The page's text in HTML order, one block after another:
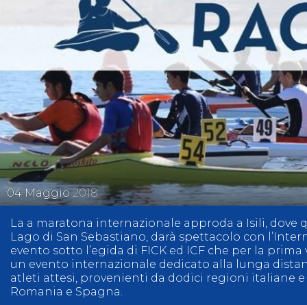
04Maggio2018
La a maratona internazionale approda a Isili, dove
Lago di San Sebastiano, darà spettacolo con
evento sotto l’egida di FICK ed ICF che per la
un evento internazionale dedicato alla lunga
atleti attesi, provenienti da dodici regioni italiane e
Romania e Spagna.